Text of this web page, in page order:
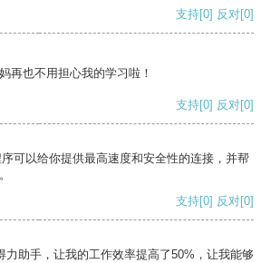
支持[0] 反对[0]
再也不用担心我的学习啦！
支持[0] 反对[0]
可以给你提供最高速度和安全性的连接，并帮
支持[0] 反对[0]
力助手，让我的工作效率提高了50%，让我能够